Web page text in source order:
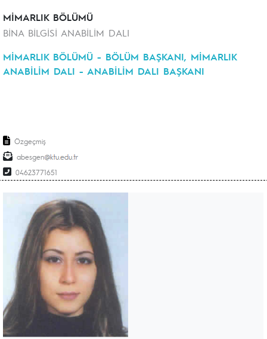
MİMARLIK BÖLÜMÜ
BİNA BİLGİSİ ANABİLİM DALI
MİMARLIK BÖLÜMÜ - BÖLÜM BAŞKANI, MİMARLIK
ANABİLİM DALI - ANABİLİM DALI BAŞKANI
Özgeçmiş
abesgen
04623771651